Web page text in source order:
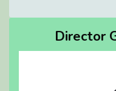
Director